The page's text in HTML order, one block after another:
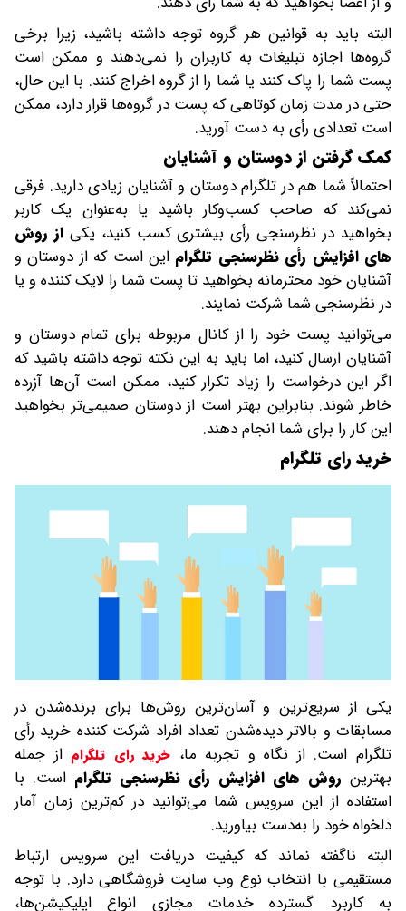
البته باید به قوانین هر گروه توجه داشته باشید، زیرا برخی
گروه‌ها اجازه تبلیغات به کاربران را نمی‌دهند و ممکن است
پست شما را پاک کنند یا شما را از گروه اخراج کنند. با این حال،
حتی در مدت زمان کوتاهی که پست در گروه‌ها قرار دارد، ممکن
است تعدادی رأی به دست آورید.
کمک گرفتن از دوستان و آشنایان
احتمالاً شما هم در تلگرام دوستان و آشنایان زیادی دارید. فرقی
نمی‌کند که صاحب کسب‌وکار باشید یا به‌عنوان یک کاربر
بخواهید در نظرسنجی رأی بیشتری کسب کنید، یکیاز روش
های افزایش رأی نظرسنجی تلگرام این است که از دوستان و
آشنایان خود محترمانه بخواهید تا پست شما را لایک کننده و یا
در نظرسنجی شما شرکت نمایند.
می‌توانید پست خود را از کانال مربوطه برای تمام دوستان و
آشنایان ارسال کنید، اما باید به این نکته توجه داشته باشید که
اگر این درخواست را زیاد تکرار کنید، ممکن است آن‌ها آزرده
خاطر شوند. بنابراین بهتر است از دوستان صمیمی‌تر بخواهید
این کار را برای شما انجام دهند.
خرید رای تلگرام
یکی از سریع‌ترین و آسان‌ترین روش‌ها برای برنده‌شدن در
مسابقات و بالاتر دیده‌شدن تعداد افراد شرکت کننده خرید رأی
تلگرام است. از نگاه و تجربه ما، خرید رای تلگرام از جمله
بهترین روش های افزایش رأی نظرسنجی تلگرام است. با
استفاده از این سرویس شما می‌توانید در کم‌ترین زمان آمار
دلخواه خود را به‌دست بیاورید.
البته ناگفته نماند که کیفیت دریافت این سرویس ارتباط
مستقیمی با انتخاب نوع وب سایت فروشگاهی دارد. با توجه
به کاربرد گسترده خدمات مجازی انواع اپلیکیشن‌ها،